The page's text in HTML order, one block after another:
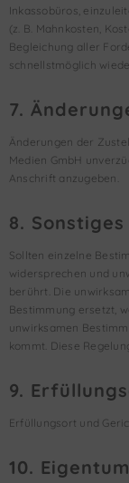
Inkassobüros,
(z. B. Mahnkosten,
Begleichung aller
schnellstmöglich
7.
Änderungen der
Medien GmbH
Anschrift anzugeben.
8. Sonstiges
Sollten einzelne
widersprechen und
berührt. Die
Bestimmung ersetzt,
unwirksamen
kommt. Diese
9.
Erfüllungsort und
10.